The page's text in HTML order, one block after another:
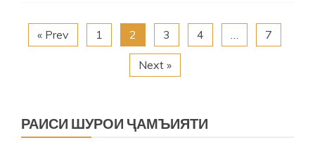
ҷамъиятии
Тоҷикистон
« Prev 1 2 3 4 7
Next »
РАИСИ ШУРОИ ҶАМЪИЯТИ